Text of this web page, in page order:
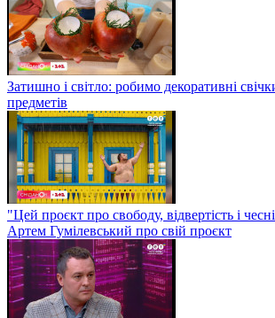
Затишно і світло: робимо декоративні
предметів
"Цей проєкт про свободу, відвертість і
Артем Гумілевський про свій проєкт